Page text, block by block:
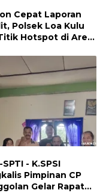
Cepat Laporan
Polsek Loa Kulu
Hotspot di Area
SPTI - K.SPSI
Pimpinan CP
Gelar Rapat